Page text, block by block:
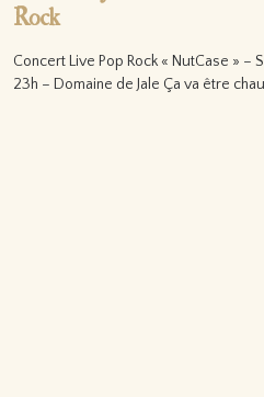
Rock
Concert Live Pop Rock « NutCase » –
23h – Domaine de Jale Ça va être